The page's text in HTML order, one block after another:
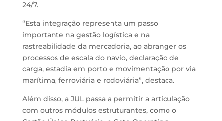
24/7.
“Esta integração representa um passo
importante na gestão logística e na
rastreabilidade da mercadoria, ao abranger os
processos de escala do navio, declaração de
carga, estadia em porto e movimentação por via
marítima, ferroviária e rodoviária”, destaca.
Além disso, a JUL passa a permitir a articulação
com outros módulos estruturantes, como o